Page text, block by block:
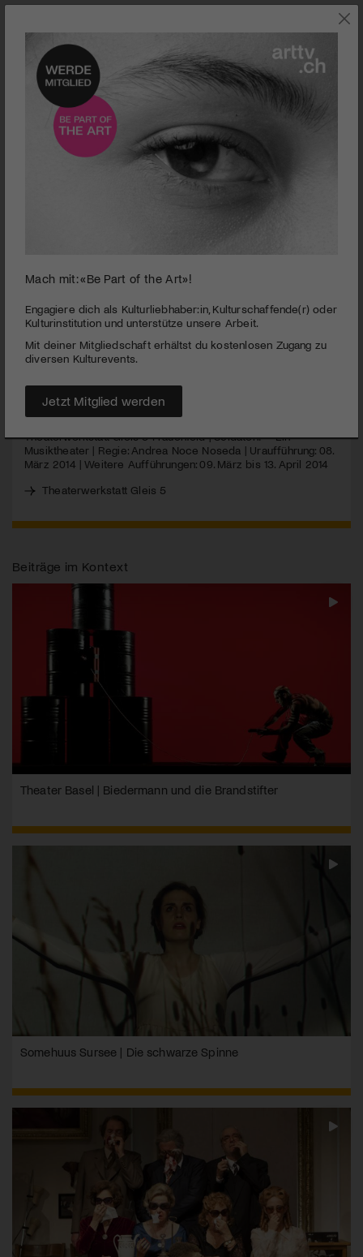
seconds
minutes,
seconds
Theaterwerkstatt Gleis 5 Frauenfeld | Soldaten!
PUBLIZIERT AM 13. MÄRZ 2014
jetzt übt die «Truppe Freizeit» ihre Revue, falls es an die Front
geht, wie vor 100 Jahren geschehen.
MEHR
Theaterwerkstatt Gleis 5 Frauenfeld | Soldaten! – Ein
Musiktheater | Regie: Andrea Noce Noseda | Uraufführung: 08.
März 2014 | Weitere Aufführungen: 09. März bis 13. April 2014
Theaterwerkstatt Gleis 5
Beiträge im Kontext
Theater Basel | Biedermann und die Brandstifter
Somehuus Sursee | Die schwarze Spinne
Mach mit: «Be Part of the Art»!
Engagiere dich als Kulturliebhaber:in, Kulturschaffende(r) oder
Kulturinstitution und unterstütze unsere Arbeit.
Mit deiner Mitgliedschaft erhältst du kostenlosen Zugang zu
diversen Kulturevents.
Jetzt Mitglied werden